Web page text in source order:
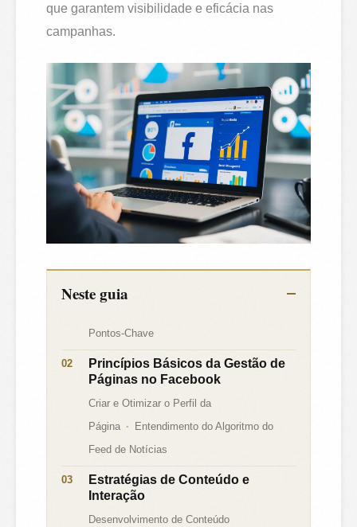
que garantem visibilidade e eficácia nas
campanhas.
Neste guia
Pontos-Chave
Princípios Básicos da Gestão de
Páginas no Facebook
Criar e Otimizar o Perfil da
Página
Entendimento do Algoritmo do
Feed de Notícias
Estratégias de Conteúdo e
Interação
Desenvolvimento de Conteúdo